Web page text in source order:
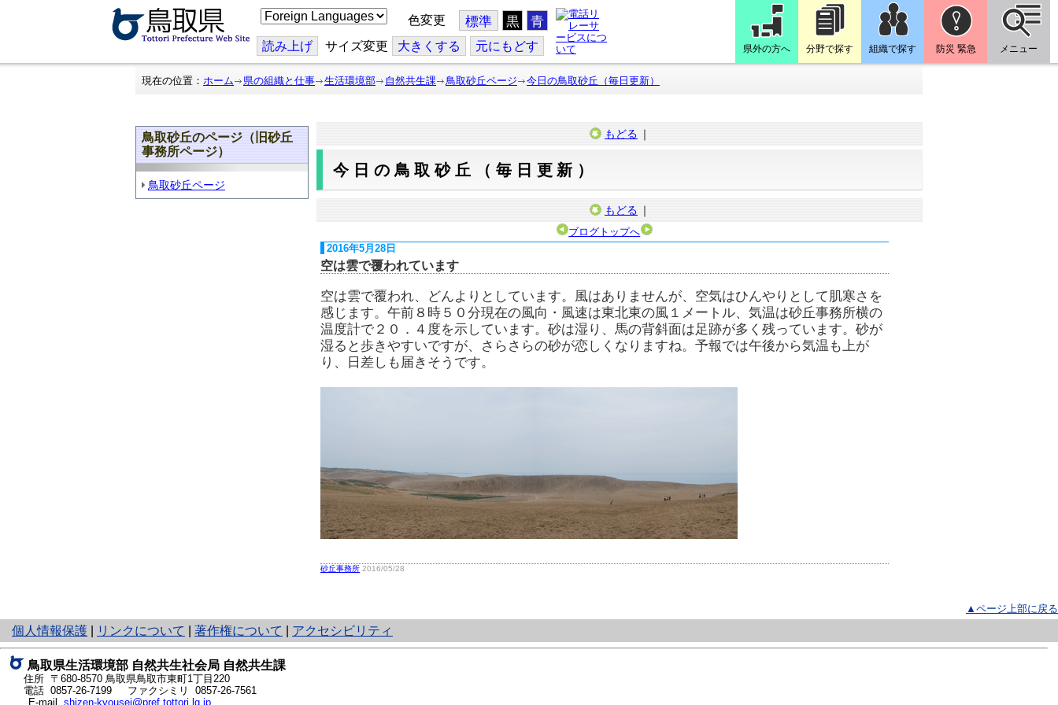
こ
の
ジ
を
翻
色変更 標準 黒 青
読み上げ サイズ変更 大きくする 元にもどす 県外の方へ 分野で探す 組織で探す 防災 緊急 メニュー
現在の位置： ホーム 県の組織と仕事 生活環境部 自然共生課 鳥取砂丘ページ 今日の鳥取砂丘（毎日更新）
鳥取砂丘のページ（旧砂丘
事務所ページ）
鳥取砂丘ページ
もどる ｜
今日の鳥取砂丘（毎日更新）
もどる ｜
ブログトップへ
2016年5月28日
空は雲で覆われています
空は雲で覆われ、どんよりとしています。風はありませんが、空気はひんやりとして肌寒さを
感じます。午前８時５０分現在の風向・風速は東北東の風１メートル、気温は砂丘事務所横の
温度計で２０．４度を示しています。砂は湿り、馬の背斜面は足跡が多く残っています。砂が
湿ると歩きやすいですが、さらさらの砂が恋しくなりますね。予報では午後から気温も上が
り、日差しも届きそうです。
砂丘事務所 2016/05/28
▲ページ上部に戻る
個人情報保護
と
り
ネ
ッ
ト
リンクについて 著作権について アクセシビリティ
鳥取県生活環境部 自然共生社会局 自然共生課
住所 〒680-8570 鳥取県鳥取市東町1丁目220
電話 0857-26-7199
ファクシミリ 0857-26-7561
E-mail shizen-kyousei@pref.tottori.lg.jp